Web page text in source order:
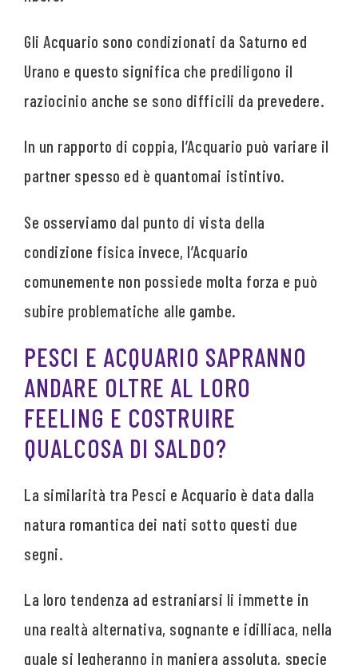
Gli Acquario sono condizionati da Saturno ed
Urano e questo significa che prediligono il
raziocinio anche se sono difficili da prevedere.
In un rapporto di coppia, l’Acquario può variare il
partner spesso ed è quantomai istintivo.
Se osserviamo dal punto di vista della
condizione fisica invece, l’Acquario
comunemente non possiede molta forza e può
subire problematiche alle gambe.
PESCI E ACQUARIO SAPRANNO
ANDARE OLTRE AL LORO
FEELING E COSTRUIRE
QUALCOSA DI SALDO?
La similarità tra Pesci e Acquario è data dalla
natura romantica dei nati sotto questi due
segni.
La loro tendenza ad estraniarsi li immette in
una realtà alternativa, sognante e idilliaca, nella
quale si legheranno in maniera assoluta, specie